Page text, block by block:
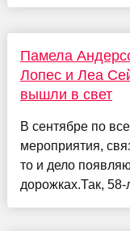
Памела
Лопес и Леа
вышли в свет
В сентябре по
мероприятия,
то и дело
дорожках.Так,